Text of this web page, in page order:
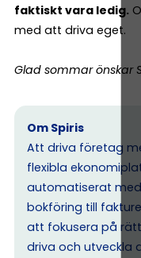
faktiskt vara ledig.
med att driva eget.
Glad sommar önskar
Om Spiris
Att driva företag
flexibla
automatiserat
bokföring till
att fokusera på
driva och utveckla